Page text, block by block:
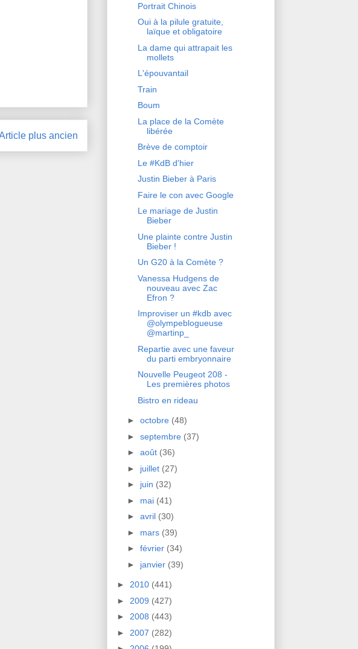
plus ancien
Portrait Chinois
Oui à la pilule gratuite,
laïque et obligatoire
La dame qui attrapait les
mollets
L'épouvantail
Train
Boum
La place de la Comète
libérée
Brève de comptoir
Le #KdB d'hier
Justin Bieber à Paris
Faire le con avec Google
Le mariage de Justin
Bieber
Une plainte contre Justin
Bieber !
Un G20 à la Comète ?
Vanessa Hudgens de
nouveau avec Zac
Efron ?
Improviser un #kdb avec
@olympeblogueuse
@martinp_
Repartie avec une faveur
du parti embryonnaire
Nouvelle Peugeot 208 -
Les premières photos
Bistro en rideau
► octobre (48)
► septembre (37)
► août (36)
► juillet (27)
► juin (32)
► mai (41)
► avril (30)
► mars (39)
► février (34)
► janvier (39)
► 2010 (441)
► 2009 (427)
► 2008 (443)
► 2007 (282)